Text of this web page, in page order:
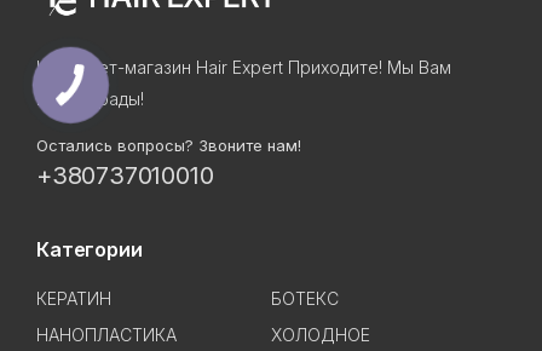
Интернет-магазин Hair Expert Приходите! Мы Вам
всегда рады!
Остались вопросы? Звоните нам!
+380737010010
Категории
КЕРАТИН
БОТЕКС
НАНОПЛАСТИКА
ХОЛОДНОЕ